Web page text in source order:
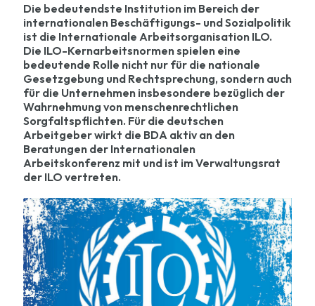
Die bedeutendste Institution im Bereich der
internationalen Beschäftigungs- und Sozialpolitik
ist die Internationale Arbeitsorganisation ILO.
Die ILO-Kernarbeitsnormen spielen eine
bedeutende Rolle nicht nur für die nationale
Gesetzgebung und Rechtsprechung, sondern auch
für die Unternehmen insbesondere bezüglich der
Wahrnehmung von menschenrechtlichen
Sorgfaltspflichten. Für die deutschen
Arbeitgeber wirkt die BDA aktiv an den
Beratungen der Internationalen
Arbeitskonferenz mit und ist im Verwaltungsrat
der ILO vertreten.